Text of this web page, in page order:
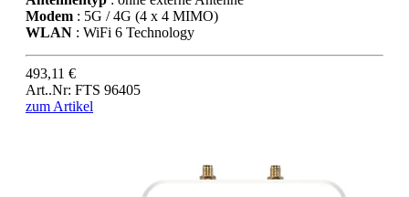
Modem : 5G / 4G (4 x 4 MIMO)
WLAN : WiFi 6 Technology
493,11 €
Art..Nr: FTS 96405
zum Artikel